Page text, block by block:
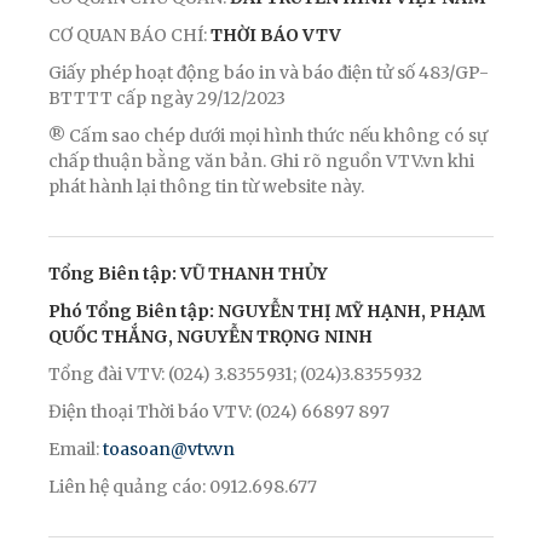
CƠ QUAN BÁO CHÍ:THỜI BÁO VTV
Giấy phép hoạt động báo in và báo điện tử số 483/GP-
BTTTT cấp ngày 29/12/2023
® Cấm sao chép dưới mọi hình thức nếu không có sự
chấp thuận bằng văn bản. Ghi rõ nguồn VTV.vn khi
phát hành lại thông tin từ website này.
Tổng Biên tập: VŨ THANH THỦY
Phó Tổng Biên tập: NGUYỄN THỊ MỸ HẠNH, PHẠM
QUỐC THẮNG, NGUYỄN TRỌNG NINH
Tổng đài VTV: (024) 3.8355931; (024)3.8355932
Điện thoại Thời báo VTV: (024) 66897 897
Email:toasoan@vtv.vn
Liên hệ quảng cáo: 0912.698.677